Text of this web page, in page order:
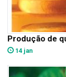
Produção de
14 jan